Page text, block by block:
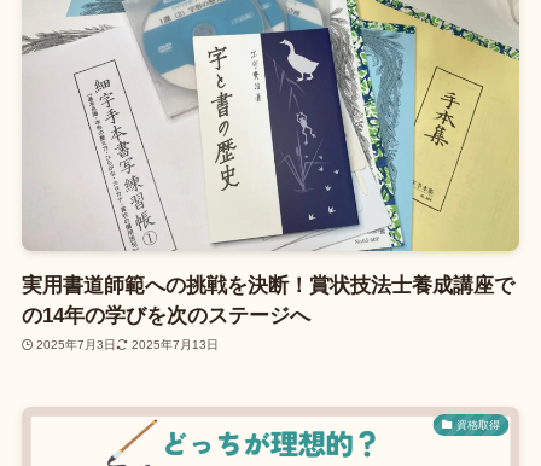
実用書道師範への挑戦を決断！賞状技法士養成講座で
の14年の学びを次のステージへ
2025年7月3日 2025年7月13日
資格取得